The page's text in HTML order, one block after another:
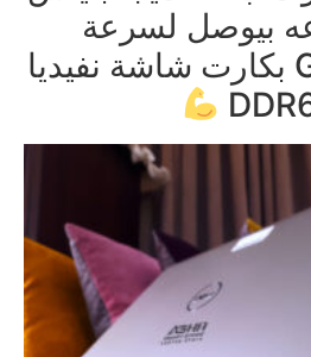
بيوصل لسرعة
خيالية 4.6 GHz بكارت شاشة نفيديا